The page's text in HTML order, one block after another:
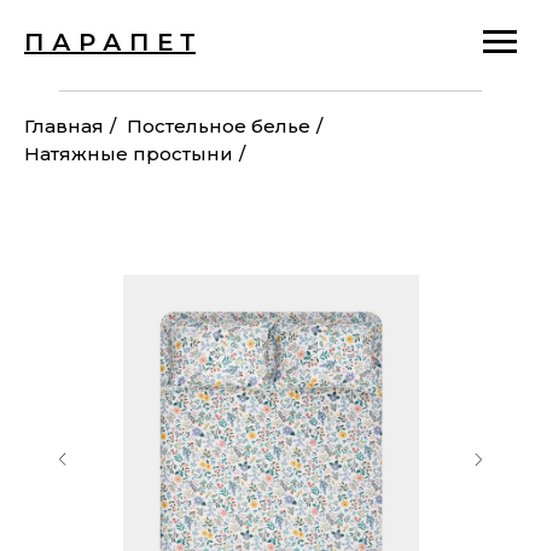
П А Р А П Е Т
Главная / Постельное белье /
Натяжные простыни /